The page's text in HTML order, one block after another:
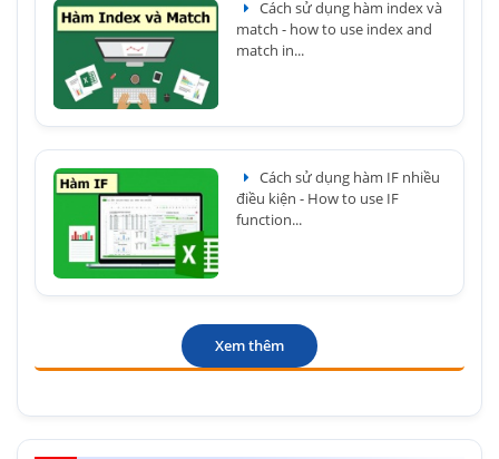
Cách sử dụng hàm index và
match - how to use index and
match in...
Cách sử dụng hàm IF nhiều
điều kiện - How to use IF
function...
Xem thêm